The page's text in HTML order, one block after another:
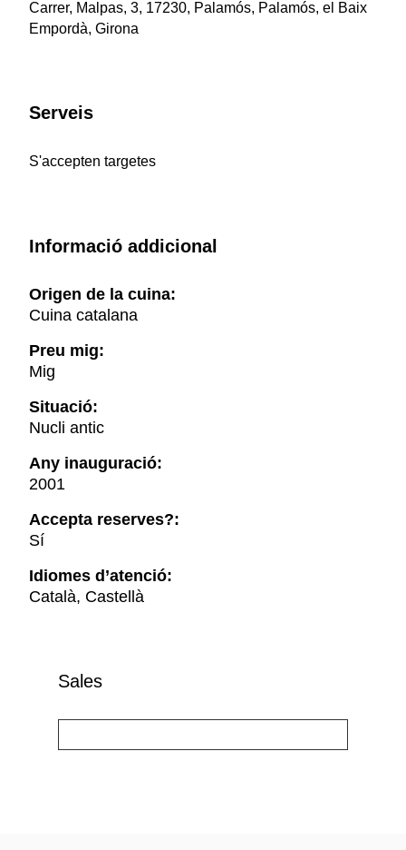
Carrer, Malpas, 3, 17230, Palamós, Palamós, el Baix
Empordà, Girona
Serveis
S'accepten targetes
Informació addicional
Origen de la cuina:
Cuina catalana
Preu mig:
Mig
Situació:
Nucli antic
Any inauguració:
2001
Accepta reserves?:
Sí
Idiomes d’atenció:
Català, Castellà
Sales